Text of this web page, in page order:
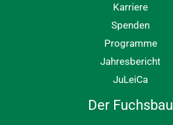
Karriere
Spenden
Programme
Jahresbericht
JuLeiCa
Der Fuchsbau